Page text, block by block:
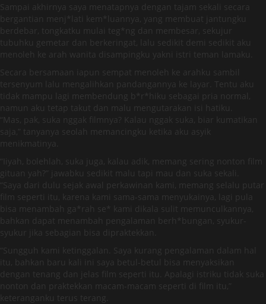
Sampai akhirnya saya menatapnya dengan tajam sekali secara
bergantian menj*lati kem*luannya, yang membuat jantungku
berdebar, tongkatku mulai teg*ng dan membesar, sekujur
tubuhku gemetar dan berkeringat, lalu sedikit demi sedikit aku
menoleh ke arah wanita disampingku yakni istri teman lamaku.
Secara bersamaan iapun sempat menoleh ke arahku sambil
tersenyum lalu mengalihkan pandangannya ke layar. Tentu aku
tidak mampu lagi membendung b*r*hiku sebagai pria normal,
namun aku tetap takut dan malu mengutarakan isi hatiku.
“Mas, pak, suka nggak filmnya? Kalau nggak suka, biar kumatikan
saja,” tanyanya seolah memancingku ketika aku asyik
menikmatinya.
“Iiyah, bolehlah, suka juga, kalau adik, memang sering nonton film
gituan yah?” jawabku sedikit malu tapi mau dan suka sekali.
“Saya dari dulu sejak awal perkawinan kami, memang selalu putar
film seperti itu, karena kami sama-sama menyukainya, lagi pula
bisa menambah ga*rah se* kami dikala sulit memunculkannya,
bahkan dapat menambah pengalaman berh*bungan, syukur-
syukur jika sebagian bisa dipraktekkan.
“Sungguh kami ketinggalan. Saya kurang pengalaman dalam hal
itu, bahkan baru kali ini saya betul-betul bisa menyaksikan
dengan tenang dan jelas film seperti itu. Apalagi istriku tidak suka
nonton dan praktekkan macam-macam seperti di film itu,”
keteranganku terus terang.